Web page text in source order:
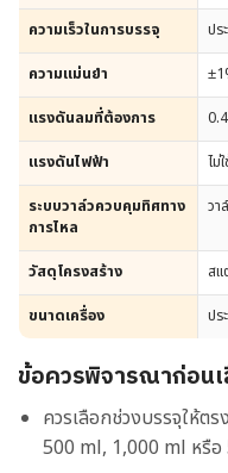
ความเร็วในการบรรจุ
ปร
ความแม่นยำ
แรงดันลมที่ต้องการ
แรงดันไฟฟ้า
ไม่
ระบบวาล์วควบคุมทิศทาง
การไหล
วา
วัสดุโครงสร้าง
ส
ขนาดเครื่อง
ปร
ข้อควรพิจารณาก่อน
ควรเลือกช่วงบรรจุให้
500 ml, 1,000 ml หรื